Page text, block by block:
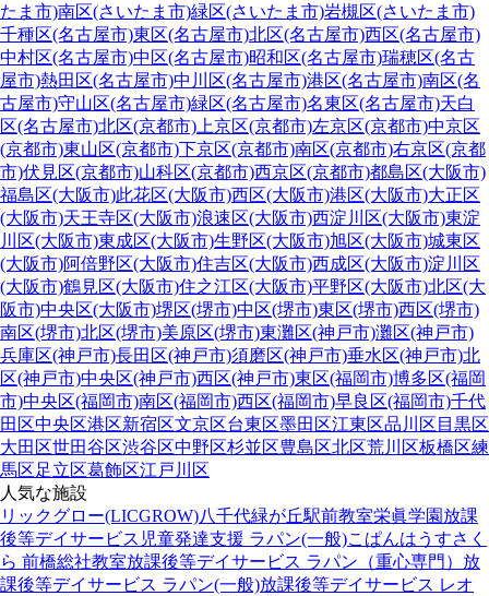
たま市)南区(さいたま市)緑区(さいたま市)岩槻区(さいたま市)
千種区(名古屋市)東区(名古屋市)北区(名古屋市)西区(名古屋市)
中村区(名古屋市)中区(名古屋市)昭和区(名古屋市)瑞穂区(名古
屋市)熱田区(名古屋市)中川区(名古屋市)港区(名古屋市)南区(名
古屋市)守山区(名古屋市)緑区(名古屋市)名東区(名古屋市)天白
区(名古屋市)北区(京都市) 上京区(京都市)左京区(京都市)中京区
(京都市)東山区(京都市)下京区(京都市)南区(京都市)右京区(京都
市)伏見区(京都市)山科区(京都市)西京区(京都市)都島区(大阪市)
福島区(大阪市)此花区(大阪市)西区(大阪市)港区(大阪市)大正区
(大阪市)天王寺区(大阪市)浪速区(大阪市)西淀川区(大阪市)東淀
川区(大阪市)東成区(大阪市)生野区(大阪市)旭区(大阪市)城東区
(大阪市)阿倍野区(大阪市)住吉区(大阪市)西成区(大阪市)淀川区
(大阪市)鶴見区(大阪市)住之江区(大阪市)平野区(大阪市)北区(大
阪市)中央区(大阪市)堺区(堺市)中区(堺市)東区(堺市)西区(堺市)
南区(堺市)北区(堺市)美原区(堺市)東灘区(神戸市)灘区(神戸市)
兵庫区(神戸市)長田区(神戸市)須磨区(神戸市)垂水区(神戸市)北
区(神戸市)中央区(神戸市)西区(神戸市)東区(福岡市)博多区(福岡
市)中央区(福岡市)南区(福岡市)西区(福岡市)早良区(福岡市)千代
田区中央区港区新宿区文京区台東区墨田区江東区品川区 目黒区
大田区世田谷区渋谷区中野区杉並区豊島区北区荒川区板橋区練
馬区足立区葛飾区江戸川区
人気な施設
リックグロー(LICGROW)八千代緑が丘駅前教室栄眞学園放課
後等デイサービス 児童発達支援 ラパン(一般)こぱんはうすさく
ら 前橋総社教室放課後等デイサービス ラパン（重心専門） 放
課後等デイサービス ラパン(一般)放課後等デイサービス レオ